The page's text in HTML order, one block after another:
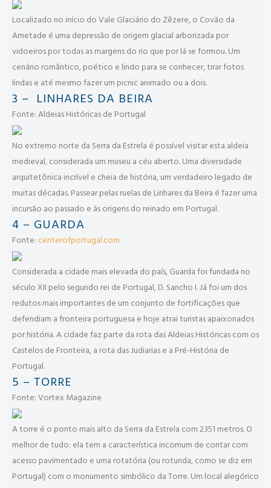
Localizado no início do Vale Glaciário do Zêzere, o Covão da
Ametade é uma depressão de origem glacial arborizada por
vidoeiros por todas as margens do rio que por lá se formou. Um
cenário romântico, poético e lindo para se conhecer, tirar fotos
lindas e até mesmo fazer um picnic animado ou a dois.
3 – LINHARES DA BEIRA
Fonte: Aldeias Históricas de Portugal
No extremo norte da Serra da Estrela é possível visitar esta aldeia
medieval, considerada um museu a céu aberto. Uma diversidade
arquitetônica incrível e cheia de história, um verdadeiro legado de
muitas décadas. Passear pelas ruelas de Linhares da Beira é fazer uma
incursão ao passado e às origens do reinado em Portugal.
4 – GUARDA
Fonte:centerofportugal.com
Considerada a cidade mais elevada do país, Guarda foi fundada no
século XII pelo segundo rei de Portugal, D. Sancho I. Já foi um dos
redutos mais importantes de um conjunto de fortificações que
defendiam a fronteira portuguesa e hoje atrai turistas apaixonados
por história. A cidade faz parte da rota das Aldeias Históricas com os
Castelos de Fronteira, a rota das Judiarias e a Pré-História de
Portugal.
5 – TORRE
Fonte: Vortex Magazine
A torre é o ponto mais alto da Serra da Estrela com 2351 metros. O
melhor de tudo: ela tem a característica incomum de contar com
acesso pavimentado e uma rotatória (ou rotunda, como se diz em
Portugal) com o monumento simbólico da Torre. Um local alegórico